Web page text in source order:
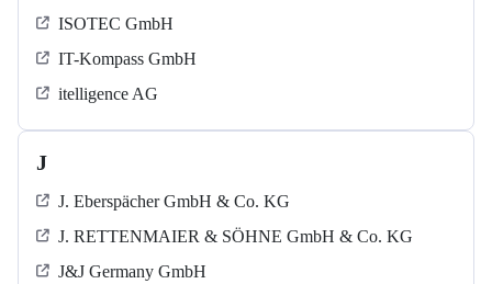
ISOTEC GmbH
IT-Kompass GmbH
itelligence AG
J
J. Eberspächer GmbH & Co. KG
J. RETTENMAIER & SÖHNE GmbH & Co. KG
J&J Germany GmbH